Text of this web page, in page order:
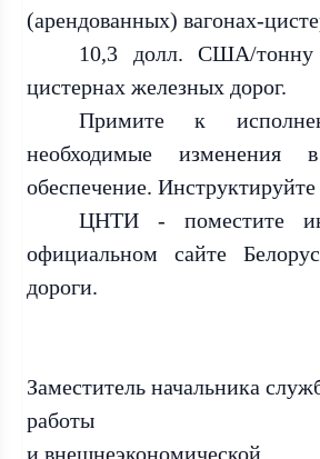
(арендованных) вагонах-
10,3 долл. США/
цистернах железных дорог.
Примите к
необходимые изменения
обеспечение.
ЦНТИ - поместите
официальном сайте
дороги.
Заместитель начальника
работы
и внешнеэкономической